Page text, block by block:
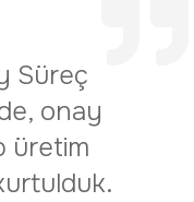
Süreç
onay
üretim